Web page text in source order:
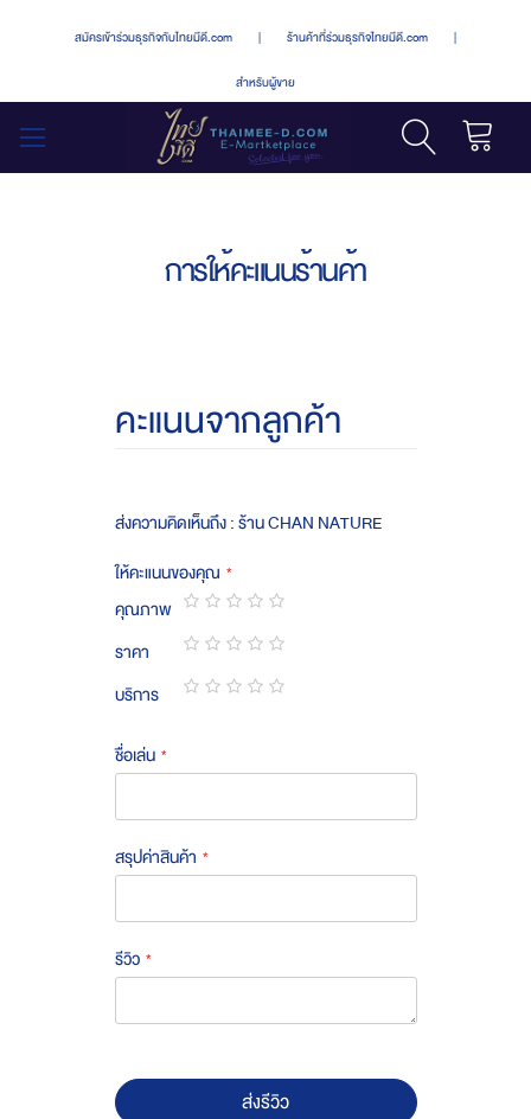
สมัครเข้าร่วมธุรกิจกับไทยมีดี.com | ร้านค้าที่ร่วมธุรกิจไทยมีดี.com |
สำหรับผู้ขาย
การให้คะแนนร้านค้า
คะแนนจากลูกค้า
ส่งความคิดเห็นถึง : ร้าน CHAN NATURE
ให้คะแนนของคุณ
คุณภาพ
1
star
2
stars
3
stars
4
stars
5
stars
ราคา
1
star
2
stars
3
stars
4
stars
5
stars
บริการ
ชื่อเล่น
สรุปค่าสินค้า
รีวิว
ส่งรีวิว